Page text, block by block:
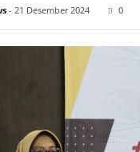
- 21 Desember 2024 0